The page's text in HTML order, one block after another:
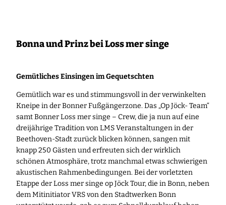
Bonna und Prinz bei Loss mer singe
Gemütliches Einsingen im Gequetschten
Gemütlich war es und stimmungsvoll in der verwinkelten
Kneipe in der Bonner Fußgängerzone. Das „Op Jöck- Team“
samt Bonner Loss mer singe – Crew, die ja nun auf eine
dreijährige Tradition von LMS Veranstaltungen in der
Beethoven-Stadt zurück blicken können, sangen mit
knapp 250 Gästenund erfreuten sich der wirklich
schönen Atmosphäre, trotz manchmal etwas schwierigen
akustischen Rahmenbedingungen. Bei der vorletzten
Etappe der Loss mer singe op Jöck Tour, die in Bonn, neben
dem Mitinitiator VRS von den Stadtwerken Bonn